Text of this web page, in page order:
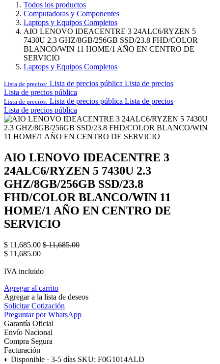
Todos los productos
Computadoras y Componentes
Laptops y Equipos Completos
AIO LENOVO IDEACENTRE 3 24ALC6/RYZEN 5
7430U 2.3 GHZ/8GB/256GB SSD/23.8 FHD/COLOR
BLANCO/WIN 11 HOME/1 AÑO EN CENTRO DE
SERVICIO
Laptops y Equipos Completos
Lista de precios: Lista de precios pública Lista de precios
Lista de precios pública
Lista de precios: Lista de precios pública Lista de precios
Lista de precios pública
AIO LENOVO IDEACENTRE 3
24ALC6/RYZEN 5 7430U 2.3
GHZ/8GB/256GB SSD/23.8
FHD/COLOR BLANCO/WIN 11
HOME/1 AÑO EN CENTRO DE
SERVICIO
$ 11,685.00 $11,685.00
$ 11,685.00
IVA incluido
Agregar al carrito
Agregar a la lista de deseos
Solicitar Cotización
Preguntar por WhatsApp
Garantía Oficial
Envío Nacional
Compra Segura
Facturación
◐ Disponible · 3-5 días SKU: F0G1014ALD